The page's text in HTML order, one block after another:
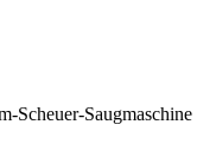
Scheuer-Saugmaschine